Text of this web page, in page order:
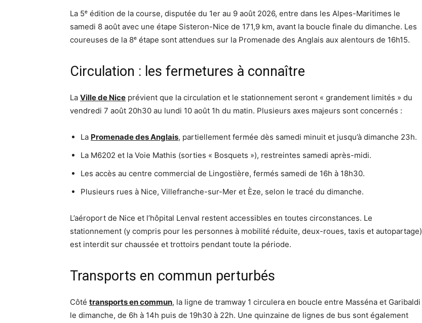
La 5ᵉ édition de la course, disputée du 1er au 9 août 2026, entre dans les Alpes-Maritimes le
samedi 8 août avec une étape Sisteron-Nice de 171,9 km, avant la boucle finale du dimanche. Les
coureuses de la 8ᵉ étape sont attendues sur la Promenade des Anglais aux alentours de 16h15.
Circulation : les fermetures à connaître
La Ville de Nice prévient que la circulation et le stationnement seront « grandement limités » du
vendredi 7 août 20h30 au lundi 10 août 1h du matin. Plusieurs axes majeurs sont concernés :
La Promenade des Anglais, partiellement fermée dès samedi minuit et jusqu’à dimanche 23h.
La M6202 et la Voie Mathis (sorties « Bosquets »), restreintes samedi après-midi.
Les accès au centre commercial de Lingostière, fermés samedi de 16h à 18h30.
Plusieurs rues à Nice, Villefranche-sur-Mer et Èze, selon le tracé du dimanche.
L’aéroport de Nice et l’hôpital Lenval restent accessibles en toutes circonstances. Le
stationnement (y compris pour les personnes à mobilité réduite, deux-roues, taxis et autopartage)
est interdit sur chaussée et trottoirs pendant toute la période.
Transports en commun perturbés
Côté transports en commun, la ligne de tramway 1 circulera en boucle entre Masséna et Garibaldi
le dimanche, de 6h à 14h puis de 19h30 à 22h. Une quinzaine de lignes de bus sont également